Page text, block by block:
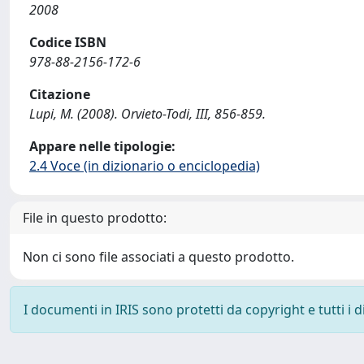
2008
Codice ISBN
978-88-2156-172-6
Citazione
Lupi, M. (2008). Orvieto-Todi, III, 856-859.
Appare nelle tipologie:
2.4 Voce (in dizionario o enciclopedia)
File in questo prodotto:
Non ci sono file associati a questo prodotto.
I documenti in IRIS sono protetti da copyright e tutti i